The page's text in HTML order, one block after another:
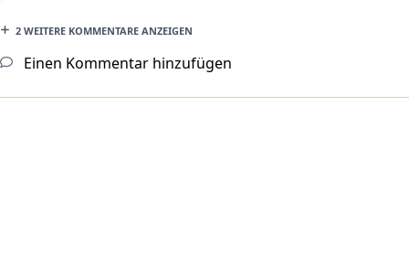
2 WEITERE KOMMENTARE ANZEIGEN
Einen Kommentar hinzufügen